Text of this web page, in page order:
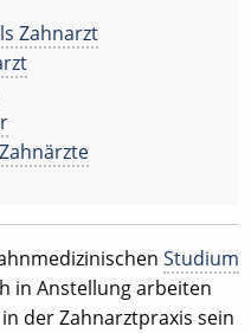
Zahnarzt
Studium
in Anstellung arbeiten
der Zahnarztpraxis sein